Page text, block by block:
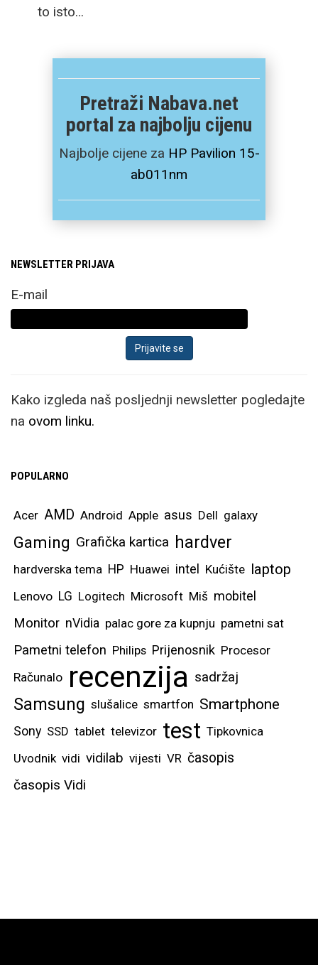
to isto…
Pretraži Nabava.net
portal za najbolju cijenu
Najbolje cijene za HP Pavilion 15-
ab011nm
NEWSLETTER PRIJAVA
E-mail
Kako izgleda naš posljednji newsletter pogledajte
na ovom linku.
POPULARNO
Acer AMD Android Apple asus Dell galaxy
Gaming Grafička kartica hardver
hardverska tema HP Huawei intel Kućište laptop
Lenovo LG Logitech Microsoft Miš mobitel
Monitor nVidia palac gore za kupnju pametni sat
Pametni telefon Philips Prijenosnik Procesor
Računalo recenzija sadržaj
Samsung slušalice smartfon Smartphone
Sony SSD tablet televizor test Tipkovnica
Uvodnik vidi vidilab vijesti VR časopis
časopis Vidi